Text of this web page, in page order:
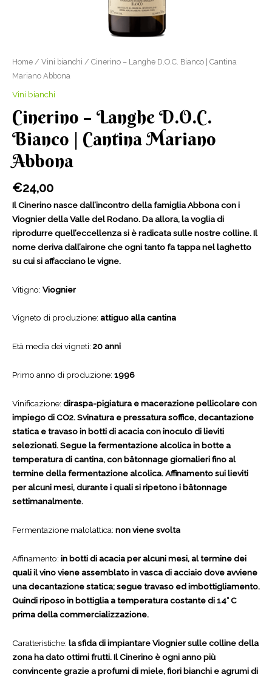
Home / Vini bianchi / Cinerino – Langhe D.O.C. Bianco | Cantina
Mariano Abbona
Vini bianchi
Cinerino – Langhe D.O.C.
Bianco | Cantina Mariano
Abbona
€24,00
Il Cinerino nasce dall’incontro della famiglia Abbona con i
Viognier della Valle del Rodano. Da allora, la voglia di
riprodurre quell’eccellenza si è radicata sulle nostre colline. Il
nome deriva dall’airone che ogni tanto fa tappa nel laghetto
su cui si affacciano le vigne.
Vitigno: Viognier
Vigneto di produzione: attiguo alla cantina
Età media dei vigneti: 20 anni
Primo anno di produzione: 1996
Vinificazione: diraspa-pigiatura e macerazione pellicolare con
impiego di CO2. Svinatura e pressatura soffice, decantazione
statica e travaso in botti di acacia con inoculo di lieviti
selezionati. Segue la fermentazione alcolica in botte a
temperatura di cantina, con bâtonnage giornalieri fino al
termine della fermentazione alcolica. Affinamento sui lieviti
per alcuni mesi, durante i quali si ripetono i bâtonnage
settimanalmente.
Fermentazione malolattica: non viene svolta
Affinamento: in botti di acacia per alcuni mesi, al termine dei
quali il vino viene assemblato in vasca di acciaio dove avviene
una decantazione statica; segue travaso ed imbottigliamento.
Quindi riposo in bottiglia a temperatura costante di 14° C
prima della commercializzazione.
Caratteristiche: la sfida di impiantare Viognier sulle colline della
zona ha dato ottimi frutti. Il Cinerino è ogni anno più
convincente grazie a profumi di miele, fiori bianchi e agrumi di